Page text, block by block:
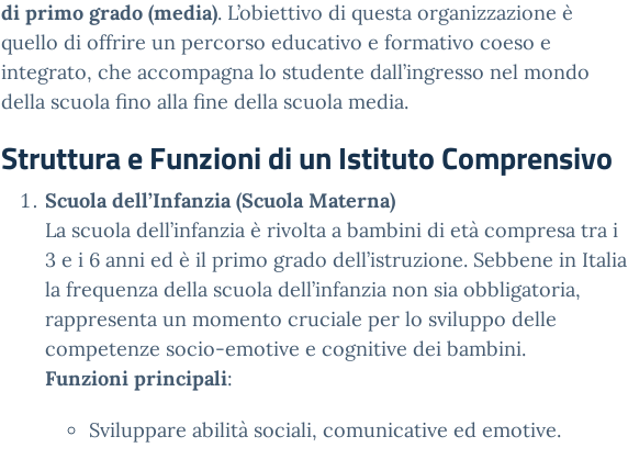
di primo grado (media). L’obiettivo di questa organizzazione è
quello di offrire un percorso educativo e formativo coeso e
integrato, che accompagna lo studente dall’ingresso nel mondo
della scuola fino alla fine della scuola media.
Struttura e Funzioni di un Istituto Comprensivo
Scuola dell’Infanzia (Scuola Materna)
La scuola dell’infanzia è rivolta a bambini di età compresa tra i
3 e i 6 anni ed è il primo grado dell’istruzione. Sebbene in Italia
la frequenza della scuola dell’infanzia non sia obbligatoria,
rappresenta un momento cruciale per lo sviluppo delle
competenze socio-emotive e cognitive dei bambini.
Funzioni principali:
Sviluppare abilità sociali, comunicative ed emotive.